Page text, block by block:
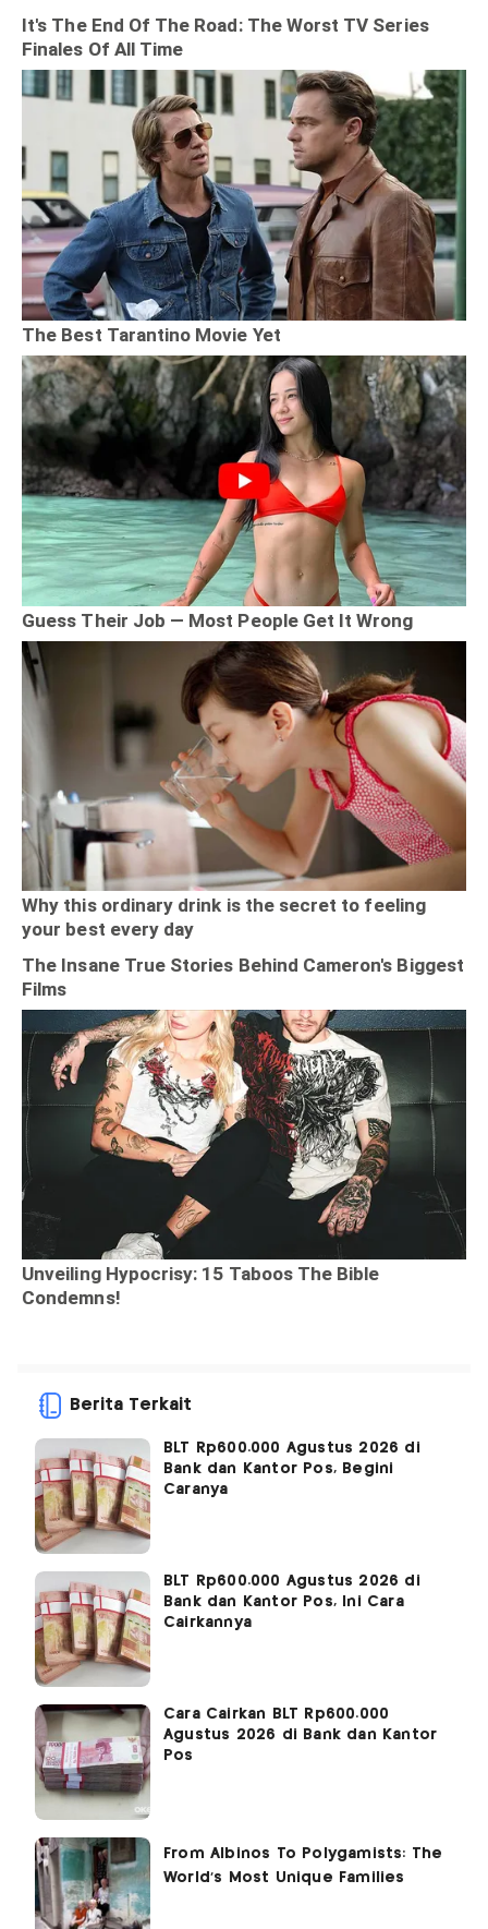
Berita Terkait
BLT Rp600.000 Agustus 2026 di
Bank dan Kantor Pos, Begini
Caranya
BLT Rp600.000 Agustus 2026 di
Bank dan Kantor Pos, Ini Cara
Cairkannya
Cara Cairkan BLT Rp600.000
Agustus 2026 di Bank dan Kantor
Pos